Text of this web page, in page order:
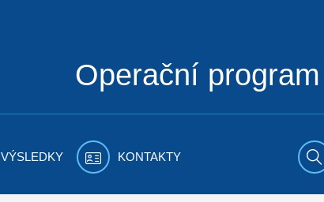
Operační program
VÝSLEDKY KONTAKTY